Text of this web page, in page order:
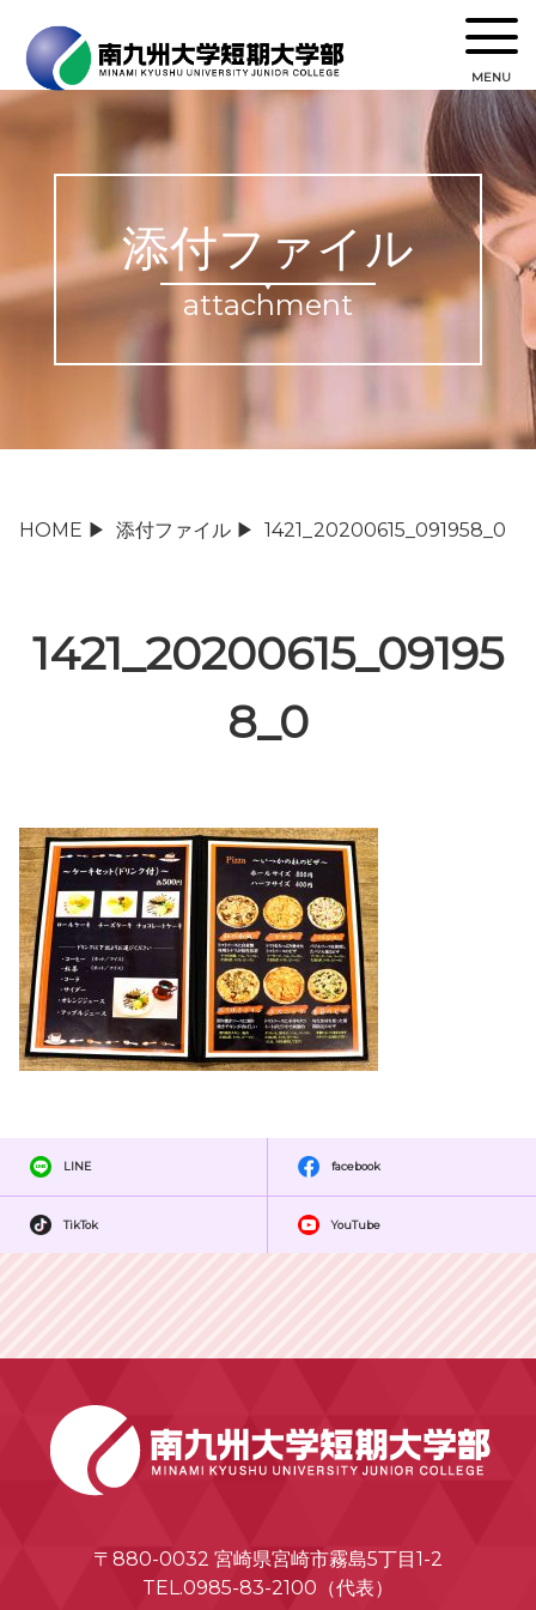
MENU
添付ファイル
attachment
HOME ▶ 添付ファイル ▶ 1421_20200615_091958_0
1421_20200615_09195
8_0
LINE facebook
TikTok YouTube
〒880-0032 宮崎県宮崎市霧島5丁目1-2
TEL.0985-83-2100（代表）